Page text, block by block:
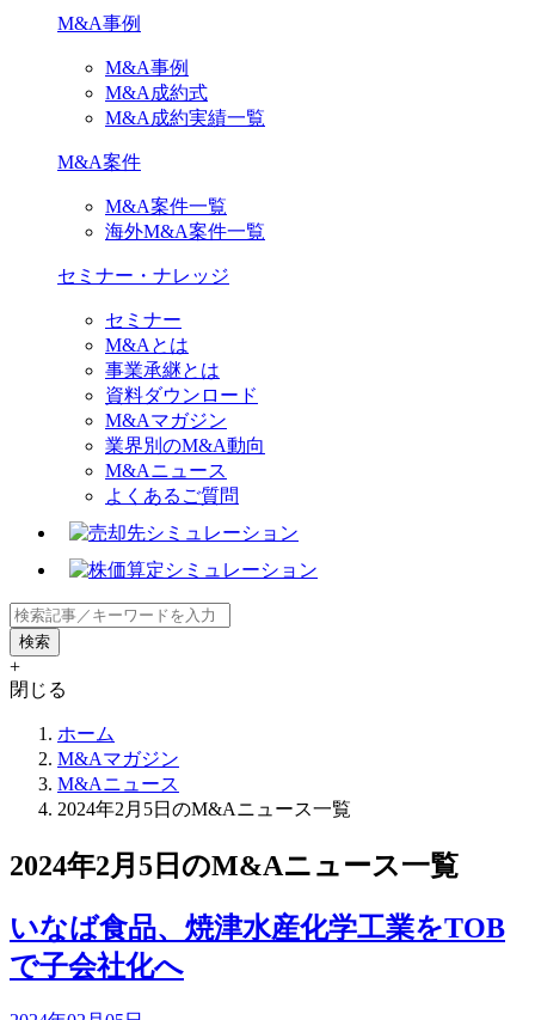
M&A事例
M&A事例
M&A成約式
M&A成約実績一覧
M&A案件
M&A案件一覧
海外M&A案件一覧
セミナー・ナレッジ
セミナー
M&Aとは
事業承継とは
資料ダウンロード
M&Aマガジン
業界別のM&A動向
M&Aニュース
よくあるご質問
+
閉じる
ホーム
M&Aマガジン
M&Aニュース
2024年2月5日のM&Aニュース一覧
2024年2月5日のM&Aニュース一覧
いなば食品、焼津水産化学工業をTOB
で子会社化へ